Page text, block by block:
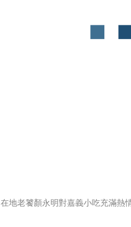
在地老饕顏永明對嘉義小吃充滿熱